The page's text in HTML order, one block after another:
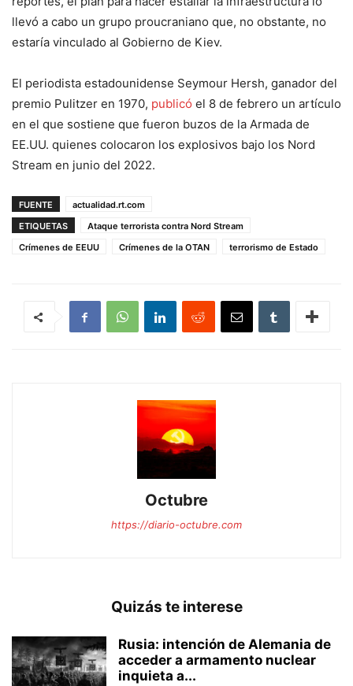
llevó a cabo un grupo proucraniano que, no obstante, no
estaría vinculado al Gobierno de Kiev.
El periodista estadounidense Seymour Hersh, ganador del
premio Pulitzer en 1970, publicó el 8 de febrero un artículo
en el que sostiene que fueron buzos de la Armada de
EE.UU. quienes colocaron los explosivos bajo los Nord
Stream en junio del 2022.
FUENTE
actualidad.rt.com
ETIQUETAS
Ataque terrorista contra Nord Stream
Crímenes de EEUU
Crímenes de la OTAN terrorismo de Estado
Octubre
https://diario-octubre.com
Quizás te interese
Rusia: intención de Alemania de
acceder a armamento nuclear
inquieta a...